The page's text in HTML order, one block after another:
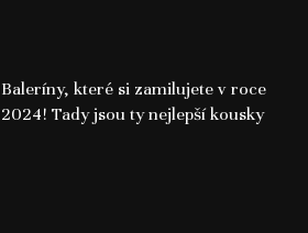
Baleríny, které si zamilujete v roce
2024! Tady jsou ty nejlepší kousky